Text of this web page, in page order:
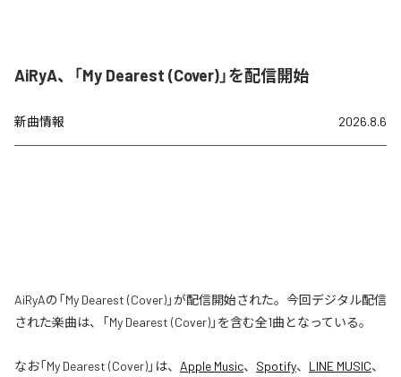
AiRyA、「My Dearest (Cover)」を配信開始
新曲情報 2026.8.6
AiRyAの「My Dearest (Cover)」が配信開始された。今回デジタル配信
された楽曲は、「My Dearest (Cover)」を含む全1曲となっている。
なお「My Dearest (Cover)」は、 Apple Music、 Spotify、 LINE MUSIC、